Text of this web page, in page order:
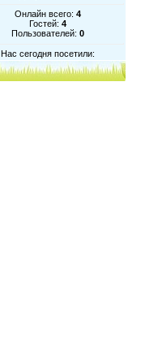
Онлайн всего: 4
Гостей: 4
Пользователей: 0
Нас сегодня посетили: